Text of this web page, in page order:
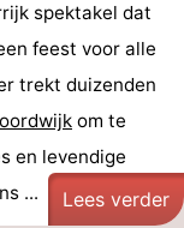
spektakel dat
feest voor alle
trekt duizenden
om te
en levendige
...
Lees verder